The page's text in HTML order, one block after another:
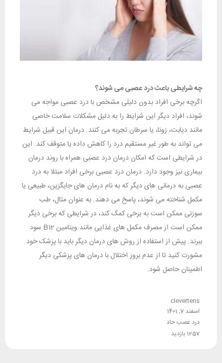
چه شرایطی باعث درد عصبی می شوند؟
اگرچه برخی افراد بدون دلیلی مشخص با درد عصبی مواجه می
شوند، افراد دیگر این شرایط را به دلیل مشکلات سلامت خاصی
مانند دیابت، زونا، یا سرطان تجربه می کنند. درمان این قبیل شرایط
می تواند به طور غیر مستقیم درد را کاهش داده یا متوقف کند. این
در شرایطی است که امکان درمان درد عصبی همراه با روند درمان
بیماری نیز وجود دارد. درمان درد عصبی برخی افراد مبتلا به درد
عصبی به درمانی های دیگر که به نام درمان های جایگزین، طبیعی یا
مکمل شناخته می شوند، پاسخ می دهند. به عنوان مثال، طب
سوزنی ممکن است به برخی کمک کند، در شرایطی که برخی دیگر
ممکن است از مصرف مکمل های غذایی مانند ویتامین B12 سود
ببرند. پیش از استفاده از روش های درمان دیگر باید با پزشک خود
مشورت کنید تا از عدم بروز اختلال با درمان های پزشکی دیگر
اطمینان حاصل شود.
clevertens
اسفند 7, 1401
درد عصب حاد
1257 بازدید